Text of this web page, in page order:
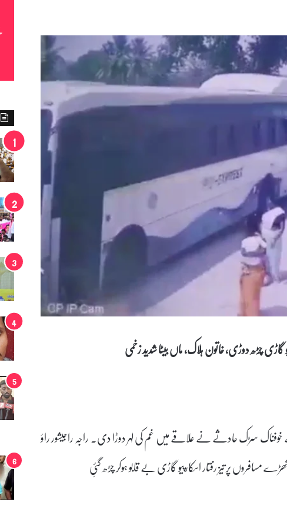
چڑھ دوڑی، خاتون ہلاک، ماں بیٹا شدید زخمی
سڑک حادثے نے علاقے میں غم کی لہر دوڑا دی۔ راجہ راجیشور راؤ
پر تیز رفتار اسکارپیو گاڑی بے قابو ہوکر چڑھ گئیِ